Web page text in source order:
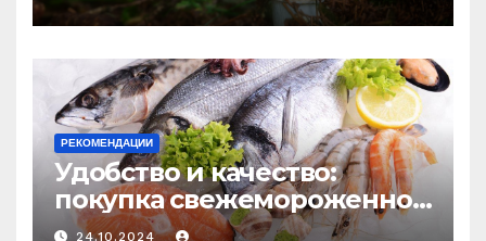
РЕКОМЕНДАЦИИ
Удобство и качество:
покупка свежемороженной
рыбы онлайн
24.10.2024